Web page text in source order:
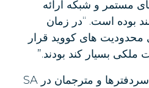
مستمر و شبکه ارائه
بوده است. “در زمان
محدودیت های کووید قرار
ملکی بسیار کند بودند.”
ایلانا مجموعه ای از وکلا، سردفترها و مترجمان در SA